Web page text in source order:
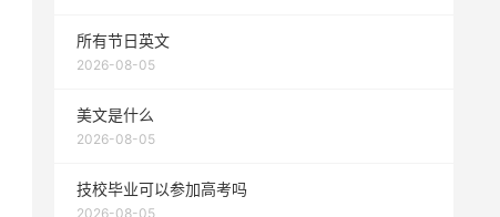
所有节日英文
2026-08-05
美文是什么
2026-08-05
技校毕业可以参加高考吗
2026-08-05